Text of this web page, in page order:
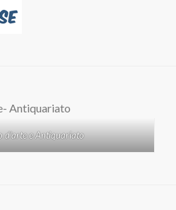
d'arte e Antiquariato